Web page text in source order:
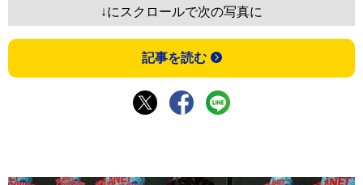
↓にスクロールで次の写真に
記事を読む